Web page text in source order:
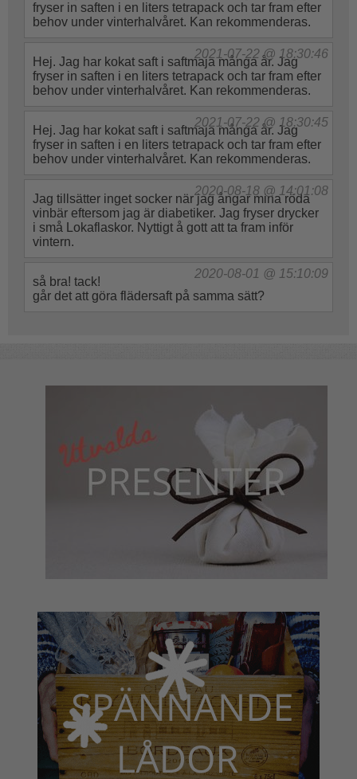
fryser in saften i en liters tetrapack och tar fram efter
behov under vinterhalvåret. Kan rekommenderas.
Hej. Jag har kokat saft i saftmaja många år. Jag
fryser in saften i en liters tetrapack och tar fram efter
behov under vinterhalvåret. Kan rekommenderas.
2021-07-22 @ 18:30:46
Hej. Jag har kokat saft i saftmaja många år. Jag
fryser in saften i en liters tetrapack och tar fram efter
behov under vinterhalvåret. Kan rekommenderas.
2021-07-22 @ 18:30:45
Jag tillsätter inget socker när jag ångar mina röda
vinbär eftersom jag är diabetiker. Jag fryser drycker
i små Lokaflaskor. Nyttigt å gott att ta fram inför
vintern.
2020-08-18 @ 14:01:08
så bra! tack!
går det att göra flädersaft på samma sätt?
2020-08-01 @ 15:10:09